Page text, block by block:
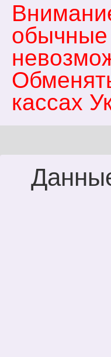
обычные
кассах